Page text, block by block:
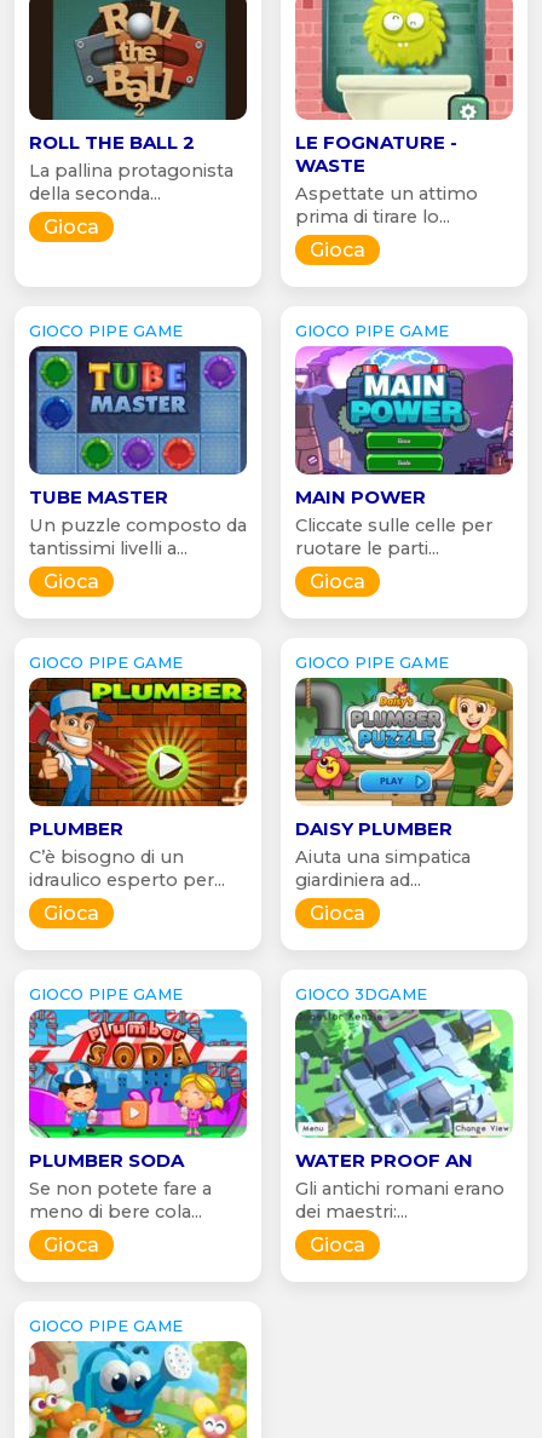
ROLL THE BALL 2
La pallina protagonista
della seconda...
Gioca
LE FOGNATURE -
WASTE
Aspettate un attimo
prima di tirare lo...
Gioca
GIOCO PIPE GAME
TUBE MASTER
Un puzzle composto da
tantissimi livelli a...
Gioca
GIOCO PIPE GAME
MAIN POWER
Cliccate sulle celle per
ruotare le parti...
Gioca
GIOCO PIPE GAME
PLUMBER
C’è bisogno di un
idraulico esperto per...
Gioca
GIOCO PIPE GAME
DAISY PLUMBER
Aiuta una simpatica
giardiniera ad...
Gioca
GIOCO PIPE GAME
PLUMBER SODA
Se non potete fare a
meno di bere cola...
Gioca
GIOCO 3DGAME
WATER PROOF AN
Gli antichi romani erano
dei maestri:...
Gioca
GIOCO PIPE GAME